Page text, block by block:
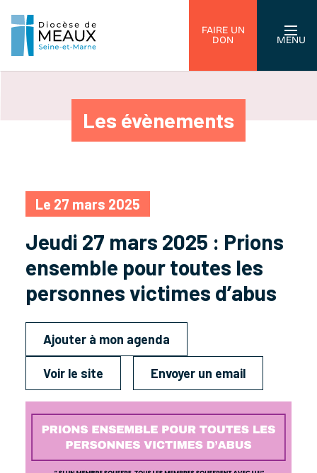
FAIRE UN
DON
MENU
Les évènements
Le 27 mars 2025
Jeudi 27 mars 2025 : Prions
ensemble pour toutes les
personnes victimes d’abus
Ajouter à mon agenda
Voir le site Envoyer un email